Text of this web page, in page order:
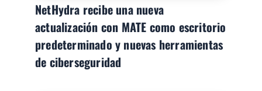
NetHydra recibe una nueva
actualización con MATE como escritorio
predeterminado y nuevas herramientas
de ciberseguridad